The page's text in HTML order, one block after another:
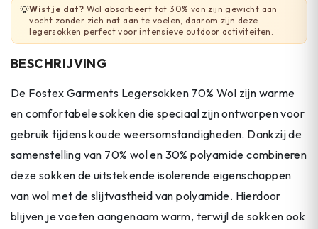
💡Wist je dat? Wol absorbeert tot 30% van zijn gewicht aan
vocht zonder zich nat aan te voelen, daarom zijn deze
legersokken perfect voor intensieve outdoor activiteiten.
BESCHRIJVING
De Fostex Garments Legersokken 70% Wol zijn warme
en comfortabele sokken die speciaal zijn ontworpen voor
gebruik tijdens koude weersomstandigheden. Dankzij de
samenstelling van 70% wol en 30% polyamide combineren
deze sokken de uitstekende isolerende eigenschappen
van wol met de slijtvastheid van polyamide. Hierdoor
blijven je voeten aangenaam warm, terwijl de sokken ook